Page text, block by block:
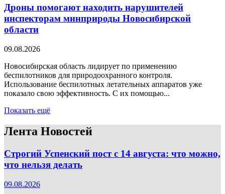
Дроны помогают находить нарушителей
инспекторам минприроды Новосибирской
области
09.08.2026
Новосибирская область лидирует по применению
беспилотников для природоохранного контроля.
Использование беспилотных летательных аппаратов уже
показало свою эффективность. С их помощью...
Показать ещё
Лента Новостей
Строгий Успенский пост с 14 августа: что можно,
что нельзя делать
09.08.2026